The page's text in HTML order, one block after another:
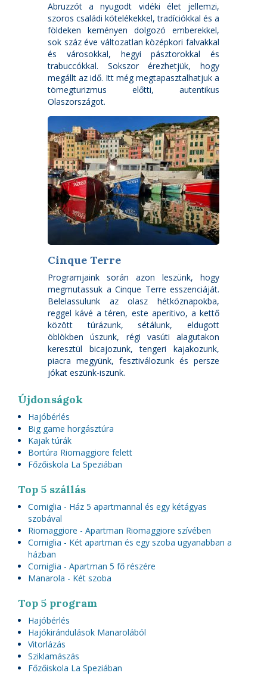
Abruzzót a nyugodt vidéki élet jellemzi,
szoros családi kötelékekkel, tradíciókkal és a
földeken keményen dolgozó emberekkel,
sok száz éve változatlan középkori falvakkal
és városokkal, hegyi pásztorokkal és
trabuccókkal. Sokszor érezhetjük, hogy
megállt az idő. Itt még megtapasztalhatjuk a
tömegturizmus előtti, autentikus
Olaszországot.
Cinque Terre
Programjaink során azon leszünk, hogy
megmutassuk a Cinque Terre esszenciáját.
Belelassulunk az olasz hétköznapokba,
reggel kávé a téren, este aperitivo, a kettő
között túrázunk, sétálunk, eldugott
öblökben úszunk, régi vasúti alagutakon
keresztül bicajozunk, tengeri kajakozunk,
piacra megyünk, fesztiválozunk és persze
jókat eszünk-iszunk.
Újdonságok
Hajóbérlés
Big game horgásztúra
Kajak túrák
Bortúra Riomaggiore felett
Főzőiskola La Speziában
Top 5 szállás
Corniglia - Ház 5 apartmannal és egy kétágyas
szobával
Riomaggiore - Apartman Riomaggiore szívében
Corniglia - Két apartman és egy szoba ugyanabban a
házban
Corniglia - Apartman 5 fő részére
Manarola - Két szoba
Top 5 program
Hajóbérlés
Hajókirándulások Manarolából
Vitorlázás
Sziklamászás
Főzőiskola La Speziában